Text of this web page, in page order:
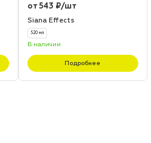
от 543 ₽/шт
Siana Effects
520 мл
В наличии
Подробнее